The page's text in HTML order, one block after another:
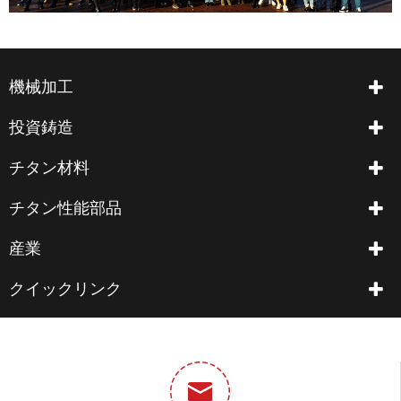
機械加工
投資鋳造
チタン材料
チタン性能部品
産業
クイックリンク